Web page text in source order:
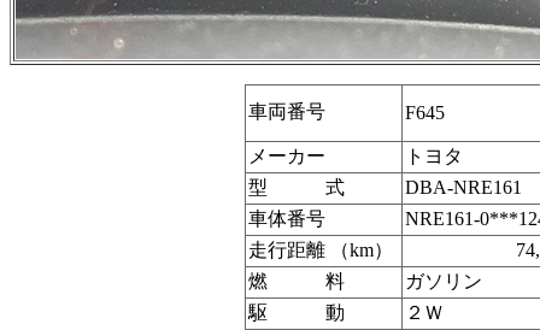
車両番号 F645
メーカー
トヨタ
型 式
DBA-NRE161
車体番号
NRE161-
走行距離 （km）
燃 料
ガソリン
駆 動
２Ｗ